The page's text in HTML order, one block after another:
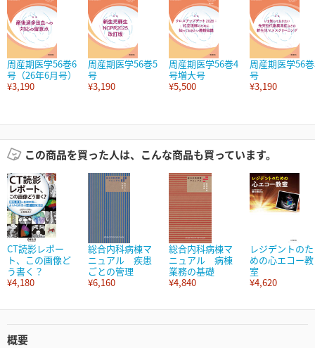
周産期医学56巻6
号（26年6月号）
¥3,190
周産期医学56巻5
号
¥3,190
周産期医学56巻4
号増大号
¥5,500
周産期医学56
号
¥3,190
この商品を買った人は、こんな商品も買っています。
CT読影レポー
ト、この画像ど
う書く？
¥4,180
総合内科病棟マ
ニュアル 疾患
ごとの管理
¥6,160
総合内科病棟マ
ニュアル 病棟
業務の基礎
¥4,840
レジデントのた
めの心エコー教
室
¥4,620
概要